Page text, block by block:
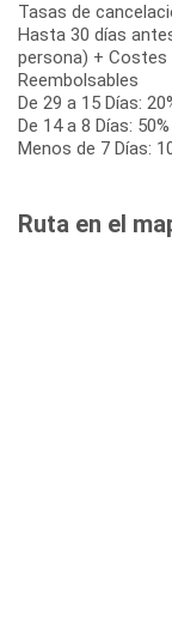
Tasas de
Hasta 30 días
persona) + Costes
Reembolsables
De 29 a 15 Días:
De 14 a 8 Días:
Menos de 7 Días:
Ruta en el